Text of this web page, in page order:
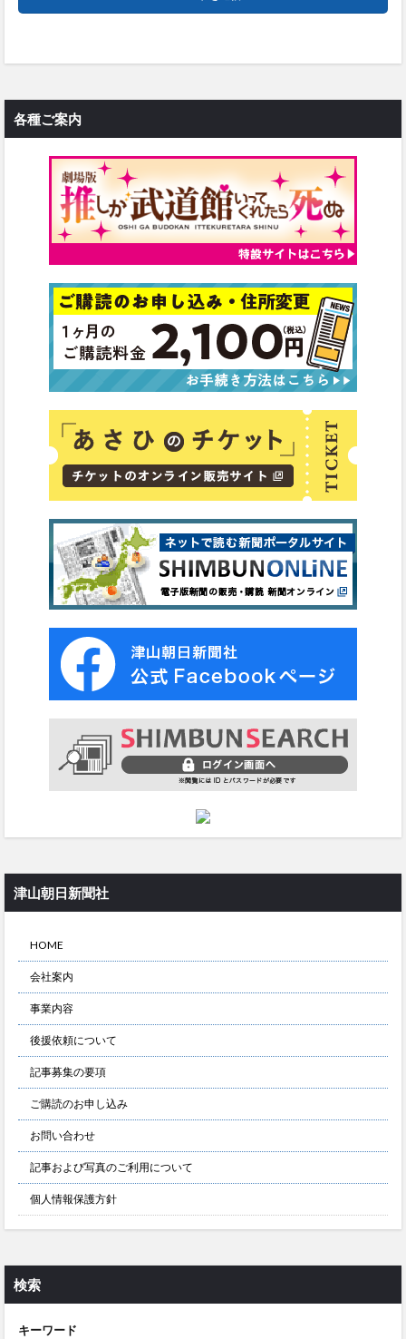
各種ご案内
津山朝日新聞社
HOME
会社案内
事業内容
後援依頼について
記事募集の要項
ご購読のお申し込み
お問い合わせ
記事および写真のご利用について
個人情報保護方針
検索
キーワード